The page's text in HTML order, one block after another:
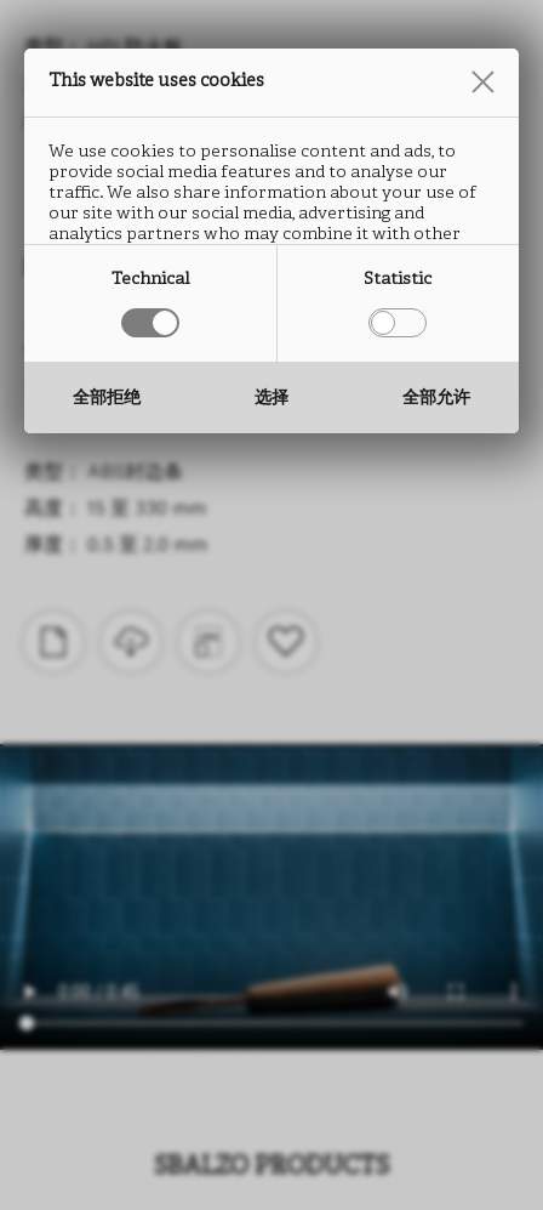
类型： HPL防火板
尺寸： 2760 x 2040 mm
厚度： 0.9 mm
SBALZO
UB30
类型： ABS封边条
高度： 15 至 330 mm
厚度： 0.5 至 2.0 mm
SBALZO PRODUCTS
This website uses cookies
We use cookies to personalise content and ads, to
provide social media features and to analyse our
traffic. We also share information about your use of
our site with our social media, advertising and
analytics partners who may combine it with other
they have collected from your use of their services.
Technical Statistic
全部拒绝 选择 全部允许